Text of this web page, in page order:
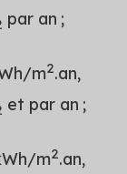
par an ;
m2.an,
et par an ;
m2.an,